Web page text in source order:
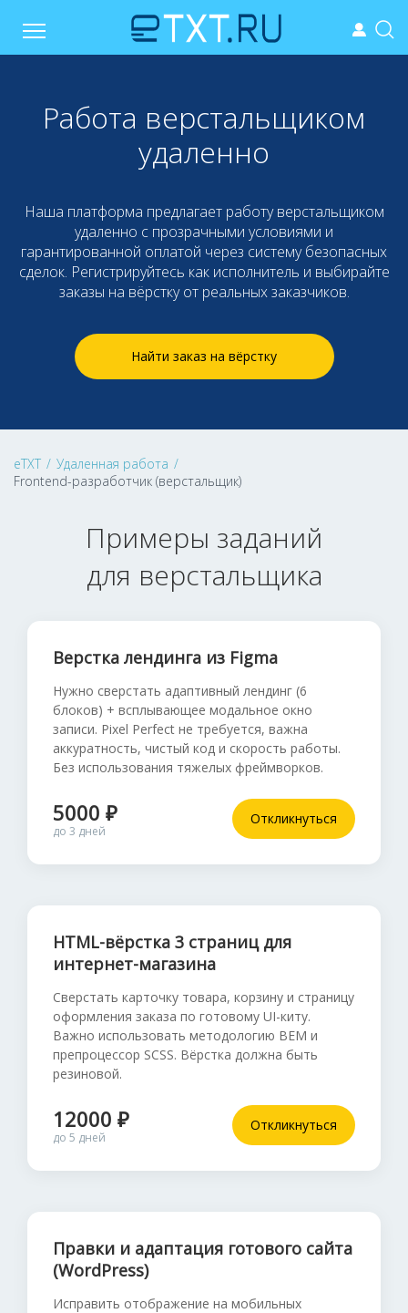
Работа верстальщиком
удаленно
Наша платформа предлагает работу верстальщиком
удаленно с прозрачными условиями и
гарантированной оплатой через систему безопасных
сделок. Регистрируйтесь как исполнитель и выбирайте
заказы на вёрстку от реальных заказчиков.
Найти заказ на вёрстку
eTXT / Удаленная работа /
Frontend-разработчик (верстальщик)
Примеры заданий
для верстальщика
Верстка лендинга из Figma
Нужно сверстать адаптивный лендинг (6
блоков) + всплывающее модальное окно
записи. Pixel Perfect не требуется, важна
аккуратность, чистый код и скорость работы.
Без использования тяжелых фреймворков.
5000 ₽
до 3 дней
Откликнуться
HTML-вёрстка 3 страниц для
интернет-магазина
Сверстать карточку товара, корзину и страницу
оформления заказа по готовому UI-киту.
Важно использовать методологию BEM и
препроцессор SCSS. Вёрстка должна быть
резиновой.
12000 ₽
до 5 дней
Откликнуться
Правки и адаптация готового сайта
(WordPress)
Исправить отображение на мобильных